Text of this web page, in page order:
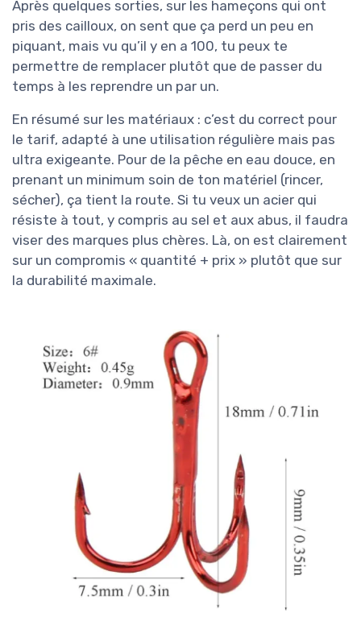
Après quelques sorties, sur les hameçons qui ont
pris des cailloux, on sent que ça perd un peu en
piquant, mais vu qu’il y en a 100, tu peux te
permettre de remplacer plutôt que de passer du
temps à les reprendre un par un.
En résumé sur les matériaux : c’est du correct pour
le tarif, adapté à une utilisation régulière mais pas
ultra exigeante. Pour de la pêche en eau douce, en
prenant un minimum soin de ton matériel (rincer,
sécher), ça tient la route. Si tu veux un acier qui
résiste à tout, y compris au sel et aux abus, il faudra
viser des marques plus chères. Là, on est clairement
sur un compromis « quantité + prix » plutôt que sur
la durabilité maximale.